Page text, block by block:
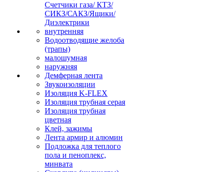
Счетчики газа/ КТЗ/
СИКЗ/САКЗ/Ящики/
Диэлектрики
внутренняя
Водоотводящие желоба
(трапы)
малошумная
наружняя
Демферная лента
Звукоизоляции
Изоляция K-FLEX
Изоляция трубная серая
Изоляция трубная
цветная
Клей, зажимы
Лента армир и алюмин
Подложка для теплого
пола и пеноплекс,
минвата